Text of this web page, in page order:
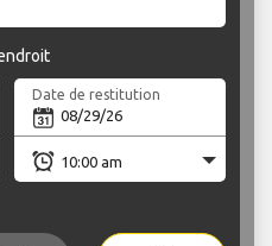
Date de restitution